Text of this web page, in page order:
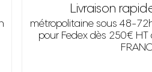
Livraison
métropolitaine sous 48-
pour Fedex dès 250€